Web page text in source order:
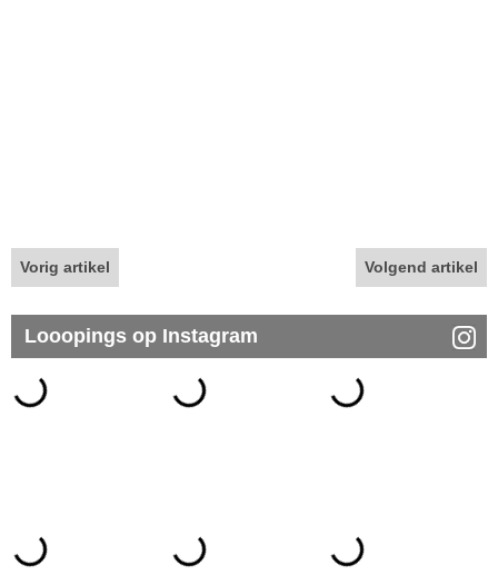
Vorig artikel Volgend artikel
Looopings op Instagram